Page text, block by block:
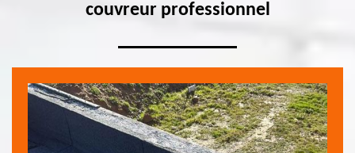
couvreur professionnel